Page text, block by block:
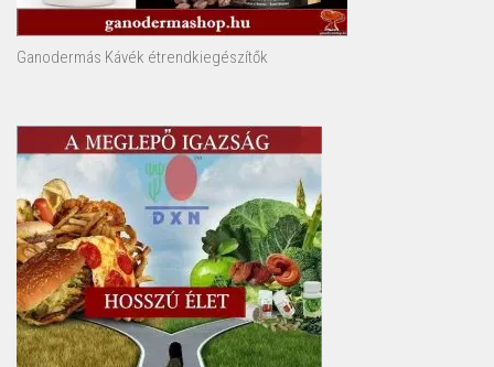
Ganodermás Kávék étrendkiegészítők